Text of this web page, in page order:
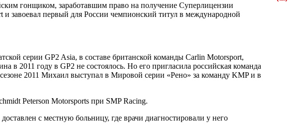
гонщиком, заработавшим право на получение Суперлицензии
завоевал первый для России чемпионский титул в международной
серии GP2 Asia, в составе британской команды Carlin Motorsport,
2011 году в GP2 не состоялось. Но его пригласила российская команда
2011 Михаил выступал в Мировой серии «Рено» за команду KMP и в
Peterson Motorsports при SMP Racing.
с местную больницу, где врачи диагностировали у него